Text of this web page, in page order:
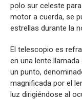
polo sur celeste
motor a cuerda, se
estrellas durante la
El telescopio es
en una lente
un punto,
magnificada por el
luz dirigiéndose al